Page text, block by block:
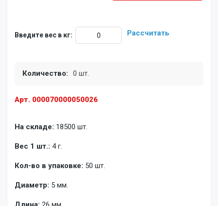
Арт. 000070000050026
На складе: 18500 шт.
Вес 1 шт.: 4 г.
Кол-во в упаковке: 50 шт.
Диаметр: 5 мм.
Введите вес в кг: Рассчитать
Количество: 0 шт.